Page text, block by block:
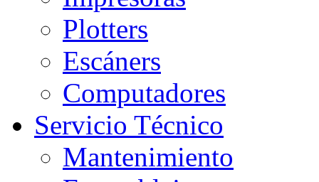
Plotters
Escáners
Computadores
Servicio Técnico
Mantenimiento